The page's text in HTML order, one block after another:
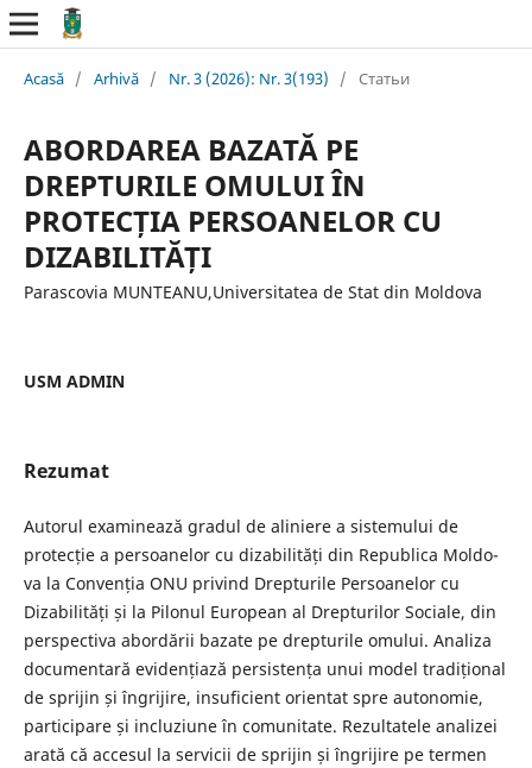
Acasă / Arhivă / Nr. 3 (2026): Nr. 3(193) / Статьи
ABORDAREA BAZATĂ PE
DREPTURILE OMULUI ÎN
PROTECȚIA PERSOANELOR CU
DIZABILITĂȚI
Parascovia MUNTEANU,Universitatea de Stat din Moldova
USM ADMIN
Rezumat
Autorul examinează gradul de aliniere a sistemului de
protecție a persoanelor cu dizabilități din Republica Moldo-
va la Convenția ONU privind Drepturile Persoanelor cu
Dizabilități și la Pilonul European al Drepturilor Sociale, din
perspectiva abordării bazate pe drepturile omului. Analiza
documentară evidențiază persistența unui model tradițional
de sprijin și îngrijire, insuficient orientat spre autonomie,
participare și incluziune în comunitate. Rezultatele analizei
arată că accesul la servicii de sprijin și îngrijire pe termen